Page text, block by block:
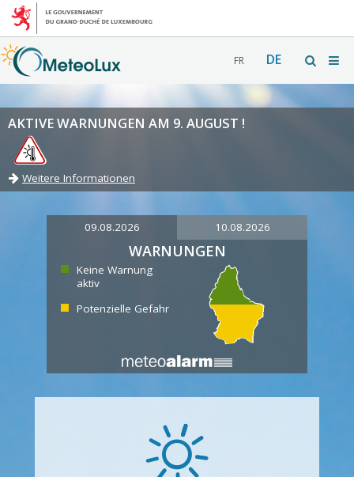
FR DE
AKTIVE WARNUNGEN AM 9. AUGUST !
Weitere Informationen
09.08.2026 10.08.2026
WARNUNGEN
Keine Warnung
aktiv
Potenzielle Gefahr